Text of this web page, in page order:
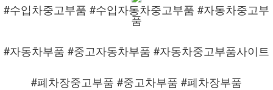
#수입차중고부품 #수입자동차중고부품 #자동차중고부
품
#자동차부품 #중고자동차부품 #자동차중고부품사이트
#폐차장중고부품 #중고차부품 #폐차장부품